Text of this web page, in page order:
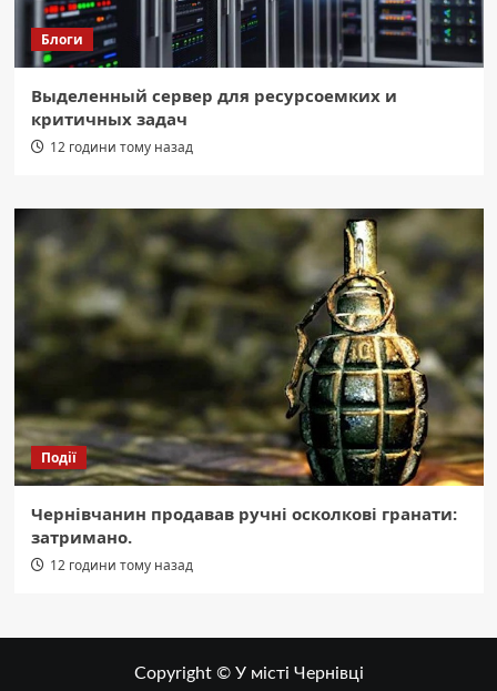
Блоги
Выделенный сервер для ресурсоемких и
критичных задач
12 години тому назад
Події
Чернівчанин продавав ручні осколкові гранати:
затримано.
12 години тому назад
Copyright © У місті Чернівці